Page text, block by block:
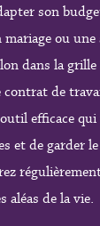
son
ou une
dans la grille
contrat de
efficace
et de garder
aléas de la vie.